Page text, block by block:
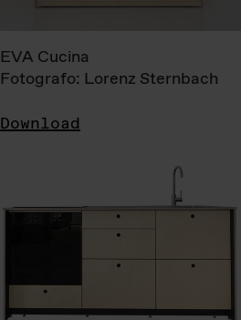
EVA Cucina
Fotografo: Lorenz Sternbach
Download